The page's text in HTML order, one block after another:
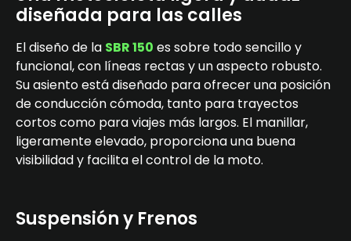
diseñada para las calles
El diseño de la SBR 150 es sobre todo sencillo y
funcional, con líneas rectas y un aspecto robusto.
Su asiento está diseñado para ofrecer una posición
de conducción cómoda, tanto para trayectos
cortos como para viajes más largos. El manillar,
ligeramente elevado, proporciona una buena
visibilidad y facilita el control de la moto.
Suspensión y Frenos